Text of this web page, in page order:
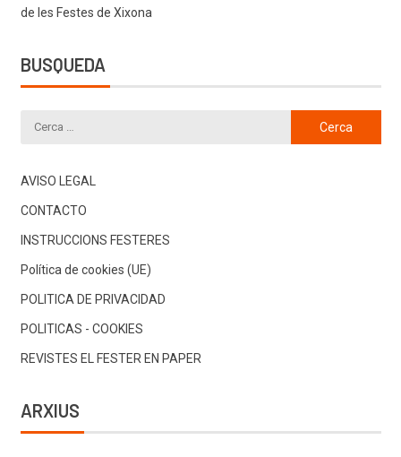
de les Festes de Xixona
BUSQUEDA
AVISO LEGAL
CONTACTO
INSTRUCCIONS FESTERES
Política de cookies (UE)
POLITICA DE PRIVACIDAD
POLITICAS - COOKIES
REVISTES EL FESTER EN PAPER
ARXIUS